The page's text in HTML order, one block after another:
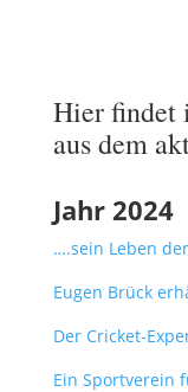
Hier findet
aus dem
Jahr 2024
….sein Leben
Eugen Brück
Der Cricket-
Ein Sportverein